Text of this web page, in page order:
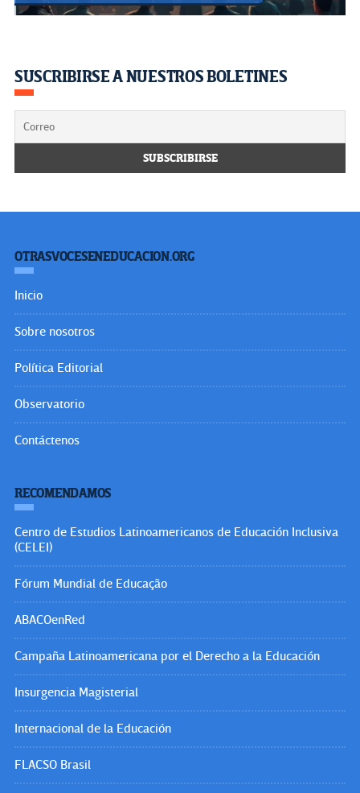
SUSCRIBIRSE A NUESTROS BOLETINES
OTRASVOCESENEDUCACION.ORG
Inicio
Sobre nosotros
Política Editorial
Observatorio
Contáctenos
RECOMENDAMOS
Centro de Estudios Latinoamericanos de Educación Inclusiva
(CELEI)
Fórum Mundial de Educação
ABACOenRed
Campaña Latinoamericana por el Derecho a la Educación
Insurgencia Magisterial
Internacional de la Educación
FLACSO Brasil